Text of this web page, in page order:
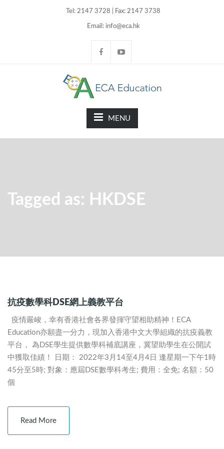
Tel: 2147 3728 | Fax: 2147 3738
Email: info@eca.hk
MENU
Tagged as: HKDSE
抗疫數學科DSE網上義教平台
疫情嚴峻，幸有香港社會各界發揮守望相助精神！ECA
Education亦願盡一分力，現加入香港中文大學組織的抗疫義教
平台， 為DSE學生提供數學科補底講座，冀望助學生在公開試
中獲取佳績！ 日期： 2022年3月14至4月4日 逢星期一下午1時
45分至5時; 對象：應屆DSE數學科考生; 費用：全免; 名額：50
個
Read More